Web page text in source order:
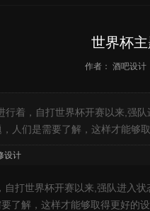
世界杯
作者： 酒吧设计
，自打世界杯开赛以来,强队
人们是需要了解，这样才能够
设计
世界杯开赛以来,强队进入状
了解，这样才能够取得更好的